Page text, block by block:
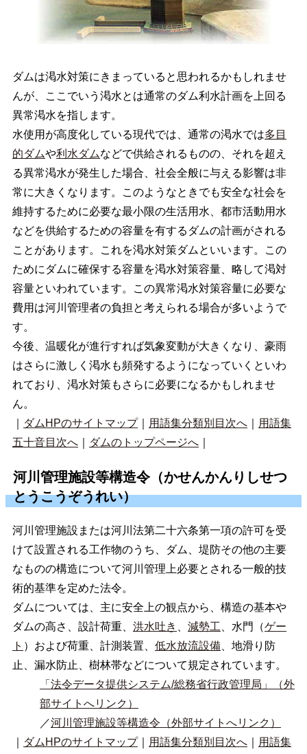
ダムは渇水対策にきまっていると思われるかもしれませ
んが、ここでいう渇水とは通常のダム利水計画を上回る
異常渇水を指します。
水使用が高度化している現代では、通常の渇水では多目
的ダムや利水ダムなどで供給されるものの、それを超え
る異常渇水が発生した場合、社会全般に与える影響は非
常に大きくなります。このようなときでも安全な社会を
維持するために必要な最小限の生活用水、都市活動用水
などを供給するための容量を有するダムの計画がされる
ことがあります。これを渇水対策ダムといいます。この
ためにダムに確保する容量を渇水対策容量、略して渇対
容量といわれています。この異常渇水対策容量に必要な
費用は河川管理者の負担と考えられる場合が多いようで
す。
今後、温暖化が進行すれば気象変動が大きくなり、豪雨
はさらに激しく渇水も頻発するようになっていくといわ
れており、渇水対策もさらに必要になるかもしれませ
ん。
ダムHPのサイトマップ｜ 用語集分類別目次へ
用語集
五十音目次へ
ダムのトップページへ
河川管理施設等構造令（かせんかんりしせつ
とうこうぞうれい）
河川管理施設または河川法第二十六条第一項の許可を受
けて設置される工作物のうち、ダム、堤防その他の主要
なものの構造について河川管理上必要とされる一般的技
術的基準を定めた法令。
ダムについては、主に安全上の観点から、構造の基本や
ダムの高さ、設計荷重、 洪水吐き 減勢工 、水門（ゲー
ト ）および荷重、計測装置、 低水放流設備 、地滑り防
止、漏水防止、樹林帯などについて規定されています。
「法令データ提供システム/総務省行政管理局」（外
部サイトへリンク）
／河川管理施設等構造令（外部サイトへリンク）
ダムHPのサイトマップ｜ 用語集分類別目次へ
用語集